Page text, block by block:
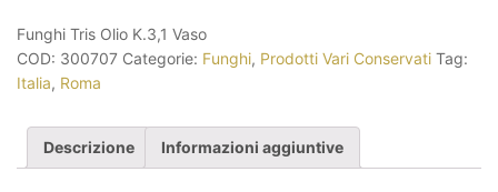
Funghi Tris Olio K.3,1 Vaso
COD: 300707 Categorie: Funghi, Prodotti Vari Conservati Tag:
Italia, Roma
Descrizione Informazioni aggiuntive